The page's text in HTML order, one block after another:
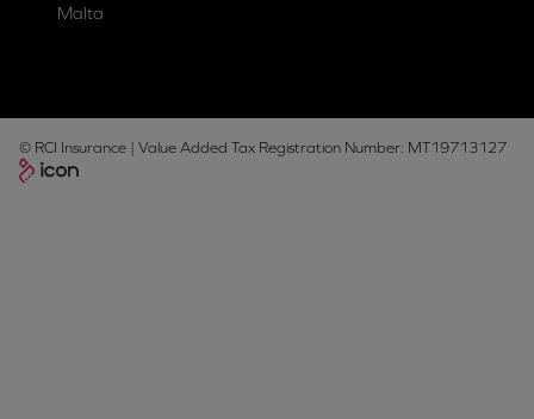
Malta
© RCI Insurance | Value Added Tax Registration Number: MT19713127